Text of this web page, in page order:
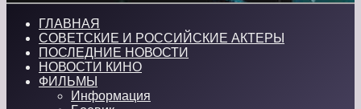
ГЛАВНАЯ
СОВЕТСКИЕ И РОССИЙСКИЕ АКТЕРЫ
ПОСЛЕДНИЕ НОВОСТИ
НОВОСТИ КИНО
ФИЛЬМЫ
Информация